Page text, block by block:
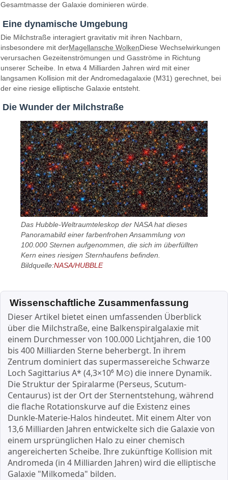
Gesamtmasse der Galaxie dominieren würde.
Eine dynamische Umgebung
Die Milchstraße interagiert gravitativ mit ihren Nachbarn,
insbesondere mit derMagellansche WolkenDiese Wechselwirkungen
verursachen Gezeitenströmungen und Gasströme in Richtung
unserer Scheibe. In etwa 4 Milliarden Jahren wird mit einer
langsamen Kollision mit der Andromedagalaxie (M31) gerechnet, bei
der eine riesige elliptische Galaxie entsteht.
Die Wunder der Milchstraße
Das Hubble-Weltraumteleskop der NASA hat dieses
Panoramabild einer farbenfrohen Ansammlung von
100.000 Sternen aufgenommen, die sich im überfüllten
Kern eines riesigen Sternhaufens befinden.
Bildquelle:NASA/HUBBLE
Wissenschaftliche Zusammenfassung
Dieser Artikel bietet einen umfassenden Überblick
über die Milchstraße, eine Balkenspiralgalaxie mit
einem Durchmesser von 100.000 Lichtjahren, die 100
bis 400 Milliarden Sterne beherbergt. In ihrem
Zentrum dominiert das supermassereiche Schwarze
Loch Sagittarius A* (4,3×10⁶ M⊙) die innere Dynamik.
Die Struktur der Spiralarme (Perseus, Scutum-
Centaurus) ist der Ort der Sternentstehung, während
die flache Rotationskurve auf die Existenz eines
Dunkle-Materie-Halos hindeutet. Mit einem Alter von
13,6 Milliarden Jahren entwickelte sich die Galaxie von
einem ursprünglichen Halo zu einer chemisch
angereicherten Scheibe. Ihre zukünftige Kollision mit
Andromeda (in 4 Milliarden Jahren) wird die elliptische
Galaxie "Milkomeda" bilden.